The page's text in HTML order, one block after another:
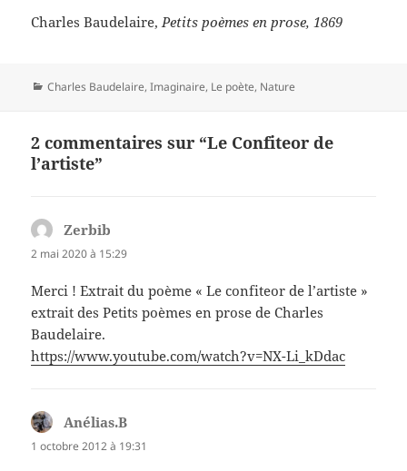
Charles Baudelaire, Petits poèmes en prose, 1869
Catégories
Charles Baudelaire,Imaginaire, Le poète, Nature
2 commentaires sur “Le Confiteor de
l’artiste”
Zerbib
2 mai 2020 à 15:29
Merci ! Extrait du poème « Le confiteor de l’artiste »
extrait des Petits poèmes en prose de Charles
Baudelaire.
https://www.youtube.com/watch?v=NX-Li_kDdac
Anélias.B
1 octobre 2012 à 19:31